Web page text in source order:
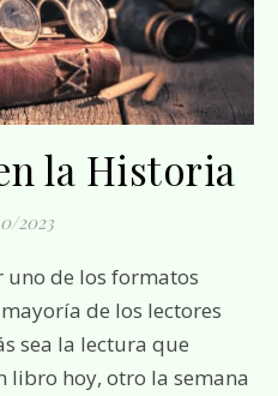
la Historia
2023
uno de los formatos
de los lectores
sea la lectura que
libro hoy, otro la semana